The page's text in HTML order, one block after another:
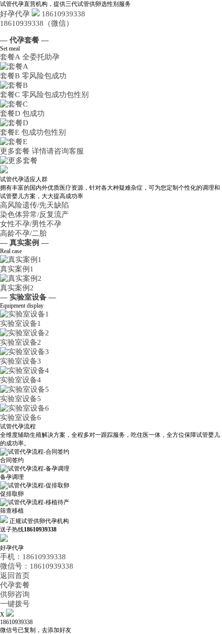
试管代孕直营机构，提供三代试管供卵选性别服务
好孕代孕
18610939338
18610939338（微信）
— 代孕套餐 —
Set meal
套餐A 全委托助孕
套餐B 零风险包成功
套餐C 零风险包成功包性别
套餐D 包成功
套餐E 包成功包性别
更多套餐 详情请咨询客服
试管代孕适应人群
拥有丰富的国内外优质医疗资源，针对各大种疑难杂症，可为您定制个性化的调理和
试管婴儿方案，大大提高成功率
高风险遗传/先天缺陷
染色体异常/反复流产
女性不孕/男性不孕
高龄不孕/二胎
— 真实案例 —
Real case
真实案例1
真实案例2
— 实验室设备 —
Equipment display
实验室设备1
实验室设备2
实验室设备3
实验室设备4
实验室设备5
实验室设备6
试管代孕流程
全维度辅助生殖解决方案，全程多对一跟踪服务，吃住医一体，全方位保障试管婴儿
的成功率。
合同签约
备孕调理
促排取卵
筛查移植
正规试管供卵代孕机构
送子热线18610939338
好孕代孕
手机：18610939338
微信号：18610939338
返回首页
代孕套餐
供卵咨询
一键拨号
X
18610939338
微信号已复制，去添加好友